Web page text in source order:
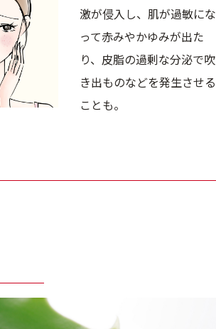
激が侵入し、肌が過敏にな
って赤みやかゆみが出た
り、皮脂の過剰な分泌で吹
き出ものなどを発生させる
ことも。